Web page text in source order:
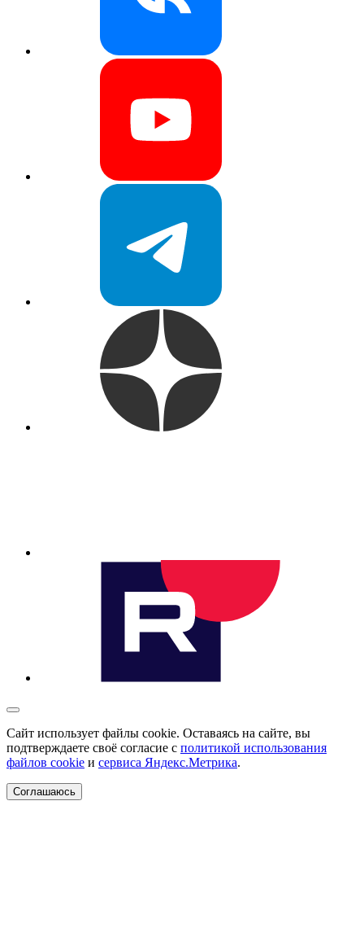
Сайт использует файлы cookie. Оставаясь на сайте, вы
подтверждаете своё согласие с политикой использования
файлов cookie и сервиса Яндекс.Метрика.
Соглашаюсь